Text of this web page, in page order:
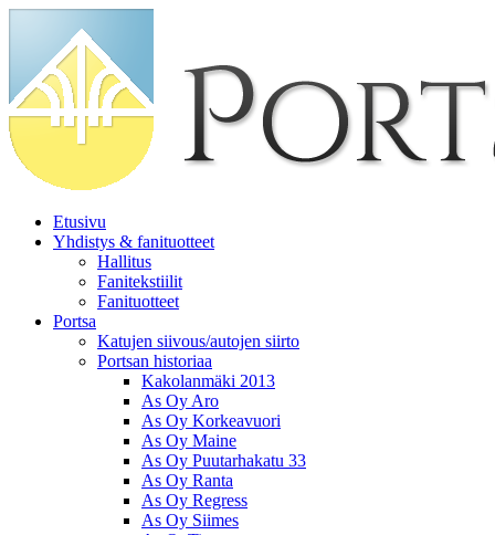
Etusivu
Yhdistys & fanituotteet
Hallitus
Fanitekstiilit
Fanituotteet
Portsa
Katujen siivous/autojen siirto
Portsan historiaa
Kakolanmäki 2013
As Oy Aro
As Oy Korkeavuori
As Oy Maine
As Oy Puutarhakatu 33
As Oy Ranta
As Oy Regress
As Oy Siimes